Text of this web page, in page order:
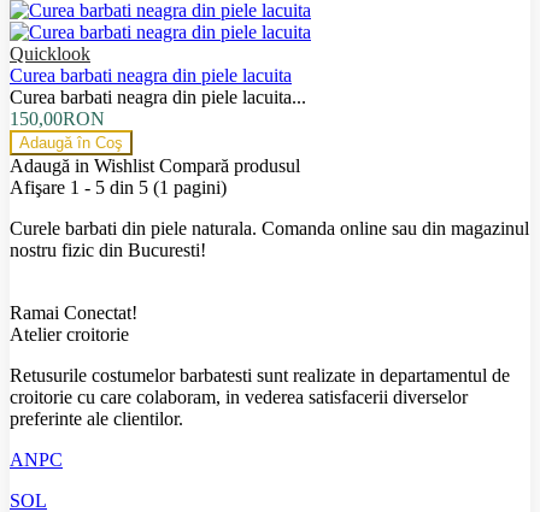
Quicklook
Curea barbati neagra din piele lacuita
Curea barbati neagra din piele lacuita...
150,00RON
Adaugă în Coş
Adaugă in Wishlist Compară produsul
Afişare 1 - 5 din 5 (1 pagini)
Curele barbati din piele naturala. Comanda online sau din magazinul
nostru fizic din Bucuresti!
Ramai Conectat!
Atelier croitorie
Retusurile costumelor barbatesti sunt realizate in departamentul de
croitorie cu care colaboram, in vederea satisfacerii diverselor
preferinte ale clientilor.
ANPC
SOL